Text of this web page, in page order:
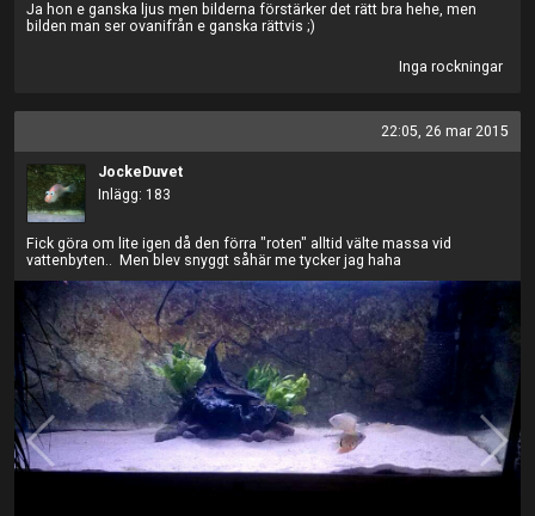
Ja hon e ganska ljus men bilderna förstärker det rätt bra hehe, men
bilden man ser ovanifrån e ganska rättvis ;)
Inga rockningar
22:05, 26 mar 2015
JockeDuvet
Inlägg: 183
Fick göra om lite igen då den förra "roten" alltid välte massa vid
vattenbyten.. Men blev snyggt såhär me tycker jag haha